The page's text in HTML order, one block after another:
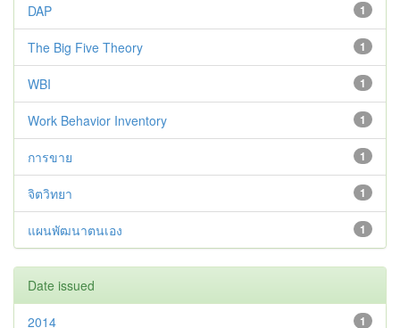
1
DAP
1
The Big Five Theory
1
WBI
1
Work Behavior Inventory
1
การขาย
1
จิตวิทยา
1
แผนพัฒนาตนเอง
Date issued
1
2014